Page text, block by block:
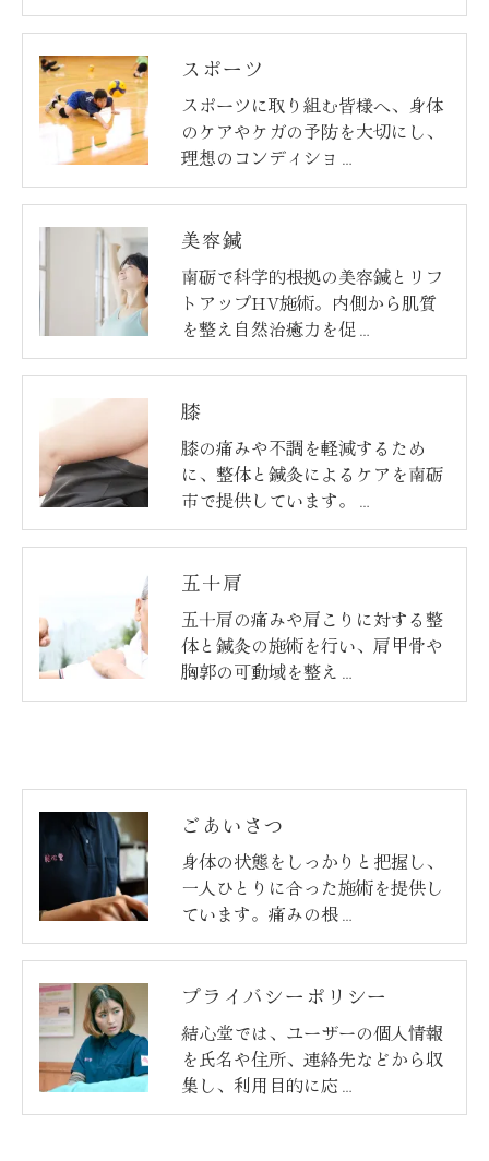
スポーツ
スポーツに取り組む皆様へ、身体
のケアやケガの予防を大切にし、
理想のコンディショ…
美容鍼
南砺で科学的根拠の美容鍼とリフ
トアップHV施術。内側から肌質
を整え自然治癒力を促…
膝
膝の痛みや不調を軽減するため
に、整体と鍼灸によるケアを南砺
市で提供しています。…
五十肩
五十肩の痛みや肩こりに対する整
体と鍼灸の施術を行い、肩甲骨や
胸郭の可動域を整え…
ごあいさつ
身体の状態をしっかりと把握し、
一人ひとりに合った施術を提供し
ています。痛みの根…
プライバシーポリシー
結心堂では、ユーザーの個人情報
を氏名や住所、連絡先などから収
集し、利用目的に応…